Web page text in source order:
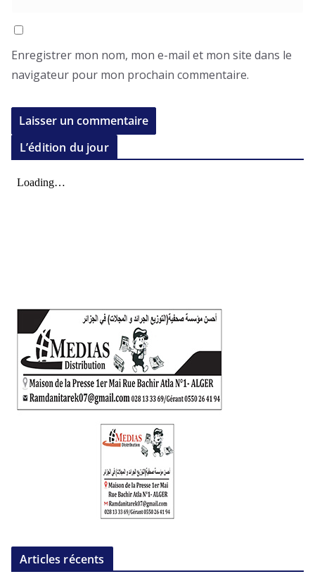
Enregistrer mon nom, mon e-mail et mon site dans le
navigateur pour mon prochain commentaire.
L’édition du jour
Articles récents